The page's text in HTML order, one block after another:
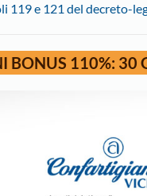
e 121 del decreto-
BONUS 110%: 30